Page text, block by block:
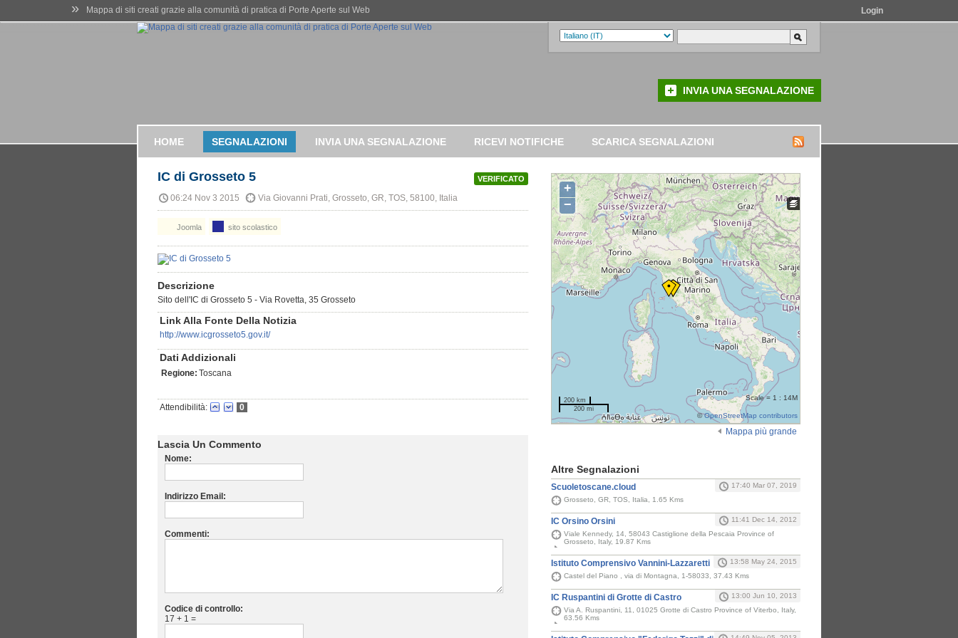
» Mappa di siti creati grazie alla comunità di pratica di Porte Aperte sul Web Login
INVIA UNA SEGNALAZIONE
HOME SEGNALAZIONI INVIA UNA SEGNALAZIONE RICEVI NOTIFICHE SCARICA SEGNALAZIONI
VERIFICATO
IC di Grosseto 5
06:24 Nov 3 2015 Via Giovanni Prati, Grosseto, GR, TOS, 58100, Italia
Joomla sito scolastico
Descrizione
Sito dell'IC di Grosseto 5 - Via Rovetta, 35 Grosseto
Link Alla Fonte Della Notizia
http://www.icgrosseto5.gov.it/
Dati Addizionali
Regione: Toscana
Attendibilità: 0
Lascia Un Commento
Nome:
Indirizzo Email:
Commenti:
Codice di controllo:
17 + 1 =
+
−
200 km
200 mi
Scale = 1 : 14M
©OpenStreetMap contributors
Mappa più grande
Altre Segnalazioni
Scuoletoscane.cloud
17:40 Mar 07, 2019
Grosseto, GR, TOS, Italia, 1.65 Kms
IC Orsino Orsini
11:41 Dec 14, 2012
Viale Kennedy, 14, 58043 Castiglione della Pescaia Province of
Grosseto, Italy, 19.87 Kms
Istituto Comprensivo Vannini-Lazzaretti
13:58 May 24, 2015
Castel del Piano , via di Montagna, 1-58033, 37.43 Kms
IC Ruspantini di Grotte di Castro
13:00 Jun 10, 2013
Via A. Ruspantini, 11, 01025 Grotte di Castro Province of Viterbo, Italy,
63.56 Kms